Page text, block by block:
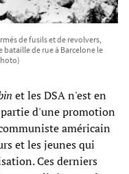
de fusils et de revolvers,
de rue à Barcelone le
et les DSA n'est en
d'une promotion
américain
et les jeunes qui
Ces derniers